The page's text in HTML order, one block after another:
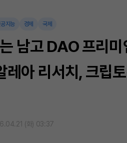
지능 경제 국제
남고 DAO 프리미
아 리서치, 크립
(화) 03:37